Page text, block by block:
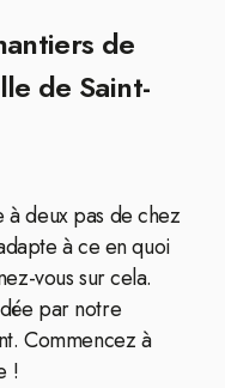
de
de Saint-
deux pas de chez
à ce en quoi
vous sur cela.
par notre
Commencez à
!